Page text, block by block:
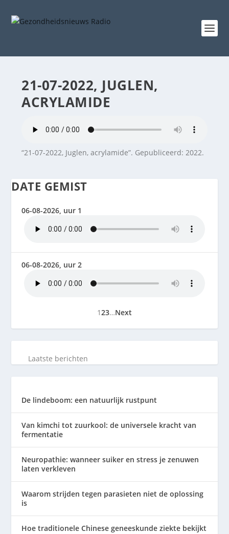
21-07-2022, JUGLEN,
ACRYLAMIDE
“21-07-2022, Juglen, acrylamide”. Gepubliceerd: 2022.
DATE GEMIST
06-08-2026, uur 1
06-08-2026, uur 2
123…Next
Laatste berichten
De lindeboom: een natuurlijk rustpunt
Van kimchi tot zuurkool: de universele kracht van
fermentatie
Neuropathie: wanneer suiker en stress je zenuwen
laten verkleven
Waarom strijden tegen parasieten niet de oplossing
is
Hoe traditionele Chinese geneeskunde ziekte bekijkt